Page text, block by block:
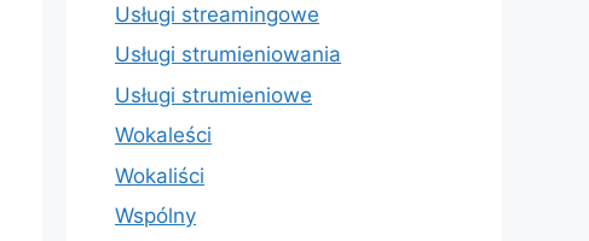
Usługi streamingowe
Usługi strumieniowania
Usługi strumieniowe
Wokaleści
Wokaliści
Wspólny